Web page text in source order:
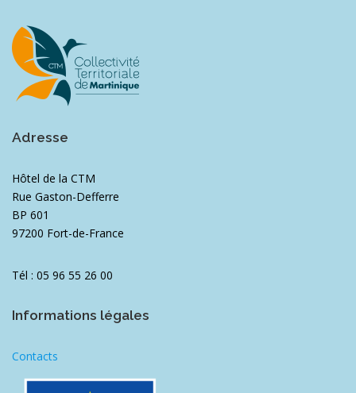
Adresse
Hôtel de la CTM
Rue Gaston-Defferre
BP 601
97200 Fort-de-France
Tél : 05 96 55 26 00
Informations légales
Contacts